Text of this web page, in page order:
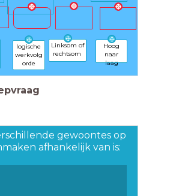
Hoog
naar
laag
Linksom of
rechtsom
logische
werkvolg
orde
gewoontes op
afhankelijk van is: